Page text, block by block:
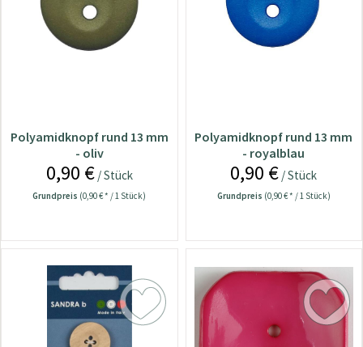
Polyamidknopf rund 13 mm
- oliv
0,90 €/ Stück
Grundpreis (0,90 € * / 1 Stück)
Polyamidknopf rund 13 mm
- royalblau
0,90 € / Stück
Grundpreis (0,90 € * / 1 Stück)